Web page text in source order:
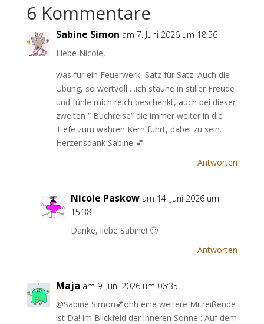
6 Kommentare
Sabine Simon am 7. Juni 2026 um 18:56
Liebe Nicole,
was für ein Feuerwerk, Satz für Satz. Auch die
Übung, so wertvoll….ich staune in stiller Freude
und fühle mich reich beschenkt, auch bei dieser
zweiten “ Buchreise“ die immer weiter in die
Tiefe zum wahren Kern führt, dabei zu sein.
Herzensdank Sabine 💕
Antworten
Nicole Paskow am 14. Juni 2026 um
15:38
Danke, liebe Sabine! 🙂
Antworten
Maja am 9. Juni 2026 um 06:35
@Sabine Simon💕ohh eine weitere Mitreißende
ist Da! im Blickfeld der inneren Sonne : Auf dem